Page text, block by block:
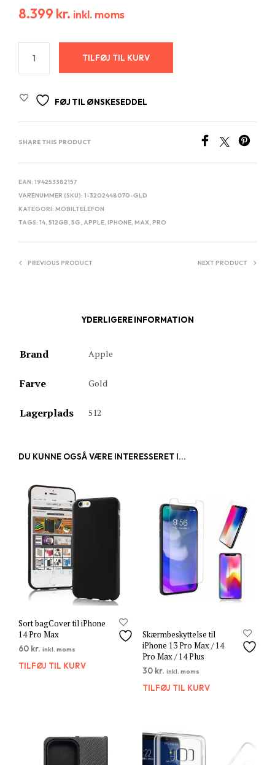
8.399 kr. inkl. moms
TILFØJ TIL KURV
FØJ TIL ØNSKESEDDEL
SHARE THIS PRODUCT
EAN: 194253382157
VARENUMMER (SKU): 1-3202448070-GLD
KATEGORI: MOBILTELEFON
TAGS: 14,512GB,5G,APPLE,IPHONE,MAX,PRO
PREVIOUS PRODUCT NEXT PRODUCT
YDERLIGERE INFORMATION
Brand Apple
Farve Gold
Lagerplads 512
DU KUNNE OGSÅ VÆRE INTERESSERET I...
Sort bagCover til iPhone
14 Pro Max
60 kr. inkl. moms
TILFØJ TIL KURV
Skærmbeskyttelse til
iPhone 13 Pro Max / 14
Pro Max / 14 Plus
30 kr. inkl. moms
TILFØJ TIL KURV